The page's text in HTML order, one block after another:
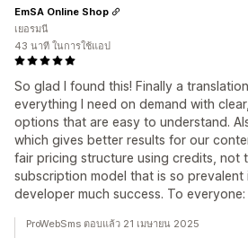
So glad I found this! Finally a
everything I need on demand with
options that are easy to understand.
which gives better results for our
fair pricing structure using credits, not
subscription model that is so prevalent
developer much success. To
EmSA Online Shop
เยอรมนี
43 นาที ในการใช้แอป
ProWebSms ตอบแล้ว 21 เมษายน 2025